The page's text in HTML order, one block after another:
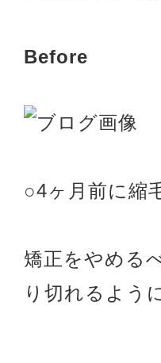
Before
○4ヶ月前に縮
矯正をやめる
り切れるよう